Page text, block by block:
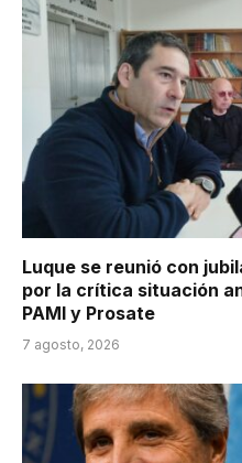
Luque se reunió con
por la crítica situación
PAMI y Prosate
7 agosto, 2026